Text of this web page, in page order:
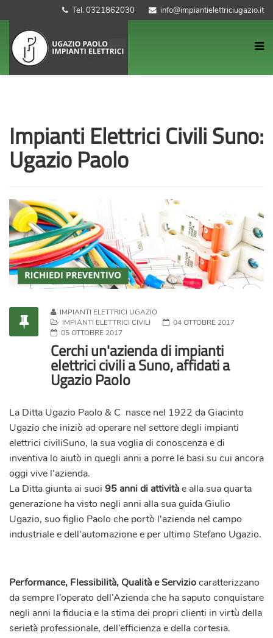
Tel. 0321862030 info@impiantielettriciugazio.it
Impianti Elettrici Civili Suno:
Ugazio Paolo
IMPIANTI ELETTRICI UGAZIO
IMPIANTI ELETTRICI CIVILI
04 OTTOBRE 2017
05 OTTOBRE 2017
Cerchi un'azienda di impianti
elettrici civili a Suno, affidati a
Ugazio Paolo
La Ditta Ugazio Paolo & C nasce nel 1922 da Giacinto
Ugazio che iniziò ad operare nel settore degli impianti
elettrici civiliSuno, la sua voglia di conoscenza e di
inventiva lo aiutò in quegli anni a porre le basi su cui ancora
oggi vive l'azienda.
La Ditta giunta ai suoi 95 anni di attivitàe alla sua quarta
generazione ha visto negli anni alla sua guida Giulio
Ugazio, suo figlio Paolo che portò l'azienda nel campo
industriale e dell'automazione e per ultimo Stefano Ugazio.
Performance, Flessibilità, Qualità e Serviziocaratterizzano
da sempre l’operato dell’Azienda che ha saputo conquistare
negli anni la fiducia e la stima dei propri clienti in virtù della
serietà professionale, dell’efficienza e della cortesia.